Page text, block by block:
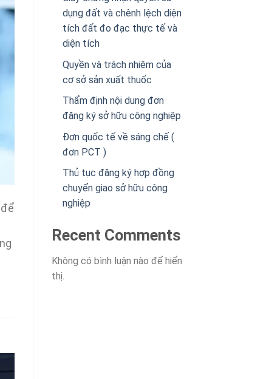
dụng đất và chênh lệch diện
tích đất đo đạc thực tế và
diện tích
Quyền và trách nhiệm của
cơ sở sản xuất thuốc
Thẩm định nội dung đơn
đăng ký sở hữu công nghiệp
Đơn quốc tế về sáng chế (
đơn PCT )
Thủ tục đăng ký hợp đồng
chuyển giao sở hữu công
nghiệp
Recent Comments
Không có bình luận nào để hiển
thị.